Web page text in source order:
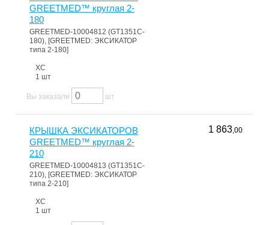
GREETMED™ круглая 2-
180
GREETMED-10004812 (GT1351C-
180), [GREETMED: ЭКСИКАТОР
типа 2-180]
ХС
1 шт
Вы заказали шт
КРЫШКА ЭКСИКАТОРОВ
GREETMED™ круглая 2-
210
GREETMED-10004813 (GT1351C-
210), [GREETMED: ЭКСИКАТОР
типа 2-210]
ХС
1 шт
1 863,00